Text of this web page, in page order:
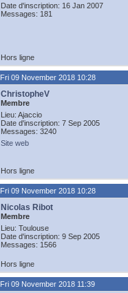
Date d'inscription: 16 Jan 2007
Messages: 181
Hors ligne
Fri 09 November 2018 10:28
ChristopheV
Membre
Lieu: Ajaccio
Date d'inscription: 7 Sep 2005
Messages: 3240
Site web
Hors ligne
Fri 09 November 2018 10:28
Nicolas Ribot
Membre
Lieu: Toulouse
Date d'inscription: 9 Sep 2005
Messages: 1566
Hors ligne
Fri 09 November 2018 11:39